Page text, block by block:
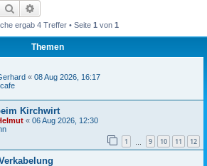
Suche
ergab 4 Treffer • Seite 1 von 1
Themen
« 08 Aug 2026, 16:17
Kirchwirt
« 06 Aug 2026, 12:30
1 9 10 11 12